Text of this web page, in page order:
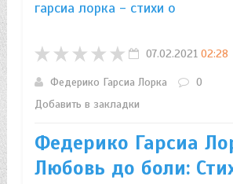
гарсиа лорка - стихи о
07.02.2021 02:28
Федерико Гарсиа Лорка
0
Добавить в закладки
Федерико Гарсиа
Любовь до боли: